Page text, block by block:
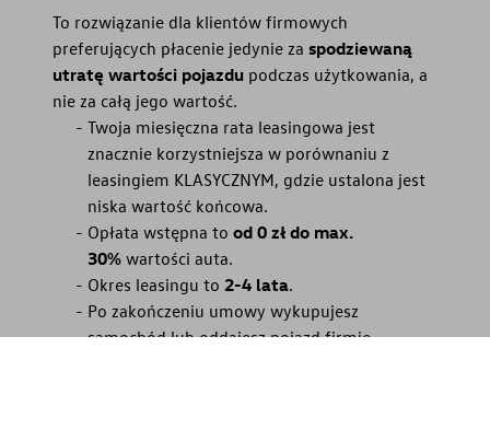
LinkedIn Facebook Instagram
To rozwiązanie dla klientów firmowych
preferujących płacenie jedynie za spodziewaną
utratę wartości pojazdu podczas użytkowania, a
nie za całą jego wartość.
Twoja miesięczna rata leasingowa jest
znacznie korzystniejsza w porównaniu z
leasingiem KLASYCZNYM, gdzie ustalona jest
niska wartość końcowa.
Opłata wstępna to od 0 zł do max.
30% wartości auta.
Okres leasingu to 2-4 lata.
Po zakończeniu umowy wykupujesz
samochód lub oddajesz pojazd firmie